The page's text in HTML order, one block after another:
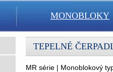
MONOBLOKY
TEPELNÉ
MR série | Monoblokový